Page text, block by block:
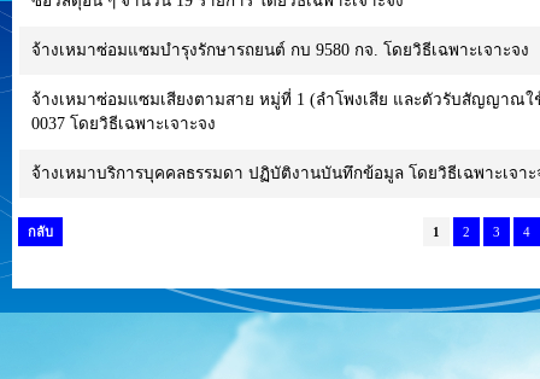
จ้างเหมาซ่อมแซมบำรุงรักษารถยนต์ กบ 9580 กจ. โดยวิธีเฉพาะเจาะจง
จ้างเหมาซ่อมแซมเสียงตามสาย หมู่ที่ 1 (ลำโพงเสีย และตัวรับสัญญาณ
0037 โดยวิธีเฉพาะเจาะจง
จ้างเหมาบริการบุคคลธรรมดา ปฏิบัติงานบันทึกข้อมูล โดยวิธีเฉพาะเจาะ
กลับ 1 2 3 4